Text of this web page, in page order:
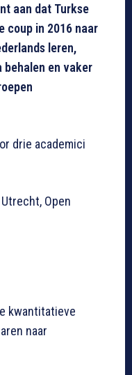
aan dat Turkse
coup in 2016 naar
leren,
behalen en vaker
drie academici
Open
kwantitatieve
naar